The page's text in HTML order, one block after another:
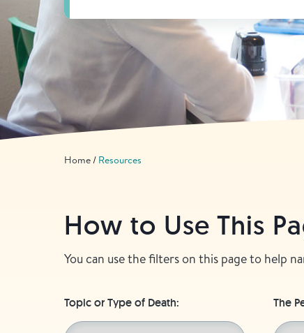
Home Resources
How to Use This
You can use the filters on this page to help
Topic or Type of Death: The